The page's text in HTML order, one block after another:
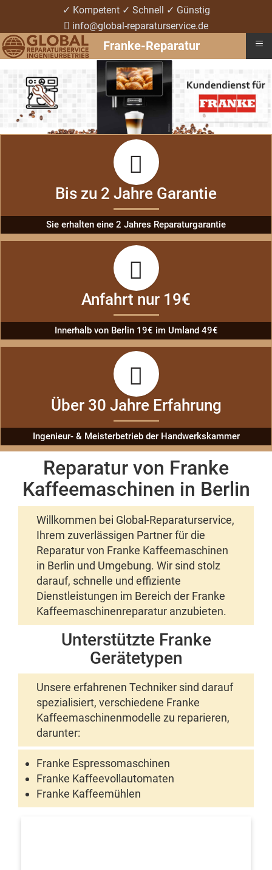
✓ Kompetent ✓ Schnell ✓ Günstig
info@global-reparaturservice.de
Franke-Reparatur ≡
Bis zu 2 Jahre Garantie
Sie erhalten eine 2 Jahres Reparaturgarantie
Anfahrt nur 19€
Innerhalb von Berlin 19€ im Umland 49€
Über 30 Jahre Erfahrung
Ingenieur- & Meisterbetrieb der Handwerkskammer
Reparatur von Franke
Kaffeemaschinen in Berlin
Willkommen bei Global-Reparaturservice,
Ihrem zuverlässigen Partner für die
Reparatur von Franke Kaffeemaschinen
in Berlin und Umgebung. Wir sind stolz
darauf, schnelle und effiziente
Dienstleistungen im Bereich der Franke
Kaffeemaschinenreparatur anzubieten.
Unterstützte Franke
Gerätetypen
Unsere erfahrenen Techniker sind darauf
spezialisiert, verschiedene Franke
Kaffeemaschinenmodelle zu reparieren,
darunter:
Franke Espressomaschinen
Franke Kaffeevollautomaten
Franke Kaffeemühlen